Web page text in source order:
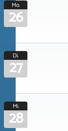
Mo.
26
Di.
27
Mi.
28